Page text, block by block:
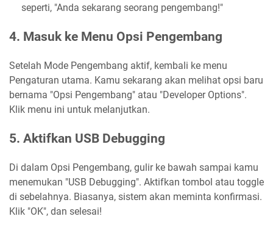
seperti, "Anda sekarang seorang pengembang!"
4. Masuk ke Menu Opsi Pengembang
Setelah Mode Pengembang aktif, kembali ke menu
Pengaturan utama. Kamu sekarang akan melihat opsi baru
bernama "Opsi Pengembang" atau "Developer Options".
Klik menu ini untuk melanjutkan.
5. Aktifkan USB Debugging
Di dalam Opsi Pengembang, gulir ke bawah sampai kamu
menemukan "USB Debugging". Aktifkan tombol atau toggle
di sebelahnya. Biasanya, sistem akan meminta konfirmasi.
Klik "OK", dan selesai!